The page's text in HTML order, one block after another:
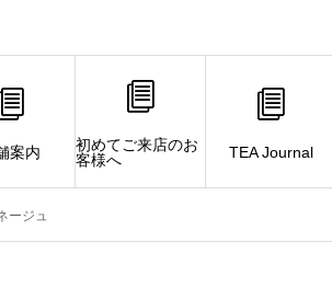
案内
初めてご来店のお
客様へ
TEA Journal
ージュ